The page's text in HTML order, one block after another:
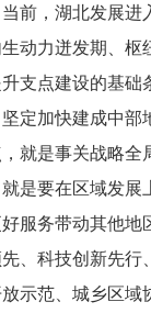
前，湖北发展进
动力迸发期、枢
支点建设的基础
定加快建成中部
就是事关战略全
是要在区域发展
服务带动其他地
、科技创新先行
示范、城乡区域